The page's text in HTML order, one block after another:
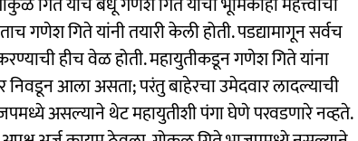
गणेश गिते यांनी तयारी केली होती. पडद्यामागून सर्वच
हीच वेळ होती. महायुतीकडून गणेश गिते यांना
निवडून आला असता; परंतु बाहेरचा उमेदवार लादल्याची
असल्याने थेट महायुतीशी पंगा घेणे परवडणारे नव्हते.